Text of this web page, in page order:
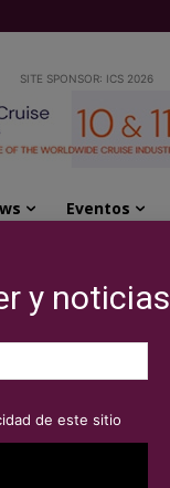
SITE SPONSOR: ICS 2026
Eventos
y noticias
de este sitio